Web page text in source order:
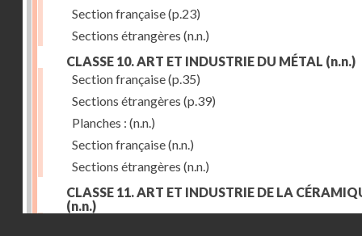
Section française(p.23)
Sections étrangères (n.n.)
CLASSE 10. ART ET INDUSTRIE DU MÉTAL (n.n.)
Section française(p.35)
Sections étrangères (p.39)
Planches : (n.n.)
Section française(n.n.)
Sections étrangères (n.n.)
CLASSE 11. ART ET INDUSTRIE DE LA
(n.n.)